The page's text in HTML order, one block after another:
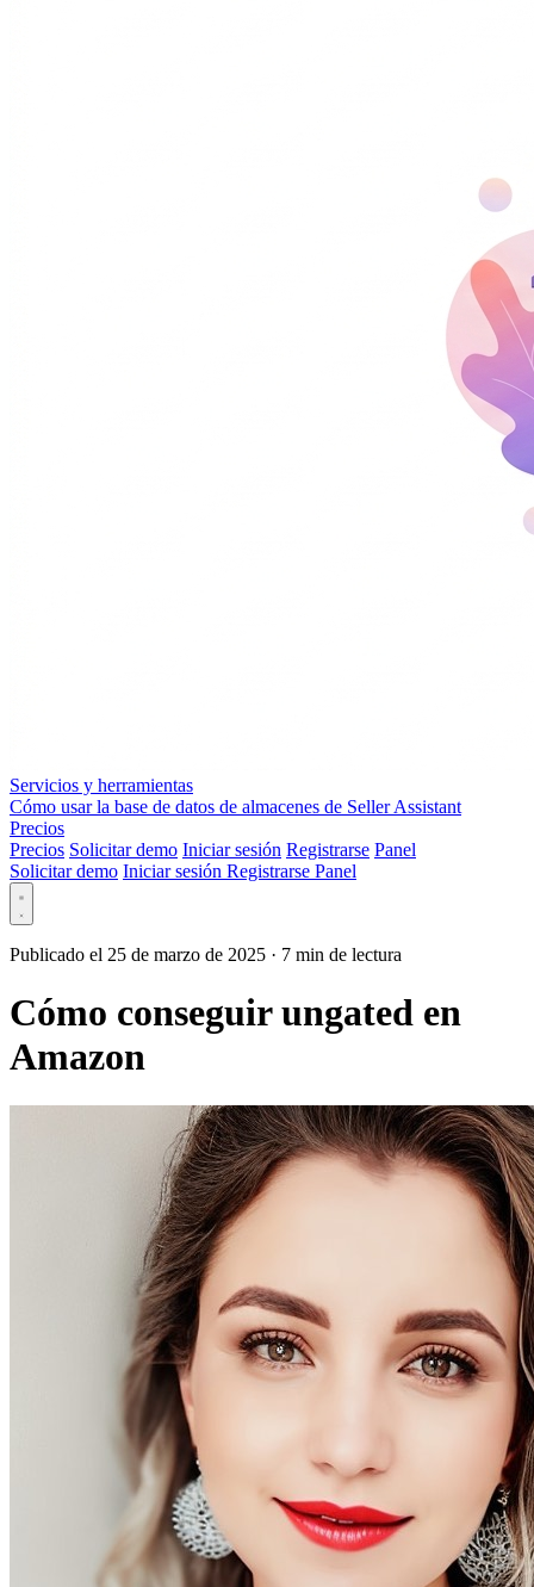
Servicios y herramientas
Cómo usar la base de datos de almacenes de Seller Assistant
Precios
Precios Solicitar demo Iniciar sesión Registrarse Panel
Solicitar demo Iniciar sesión Registrarse Panel
Publicado el 25 de marzo de 2025 · 7 min de lectura
Cómo conseguir ungated en
Amazon